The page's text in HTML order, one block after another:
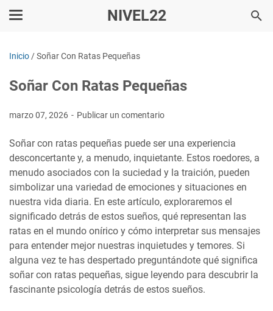
NIVEL22
Inicio /Soñar Con Ratas Pequeñas
Soñar Con Ratas Pequeñas
marzo 07, 2026 Publicar un comentario
Soñar con ratas pequeñas puede ser una experiencia
desconcertante y, a menudo, inquietante. Estos roedores, a
menudo asociados con la suciedad y la traición, pueden
simbolizar una variedad de emociones y situaciones en
nuestra vida diaria. En este artículo, exploraremos el
significado detrás de estos sueños, qué representan las
ratas en el mundo onírico y cómo interpretar sus mensajes
para entender mejor nuestras inquietudes y temores. Si
alguna vez te has despertado preguntándote qué significa
soñar con ratas pequeñas, sigue leyendo para descubrir la
fascinante psicología detrás de estos sueños.